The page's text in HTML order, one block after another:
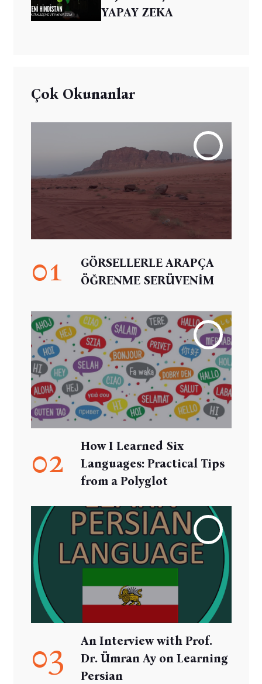
YAPAY ZEKA
Çok Okunanlar
01
GÖRSELLERLE ARAPÇA
ÖĞRENME SERÜVENİM
02
How I Learned Six
Languages: Practical Tips
from a Polyglot
03
An Interview with Prof.
Dr. Ümran Ay on Learning
Persian